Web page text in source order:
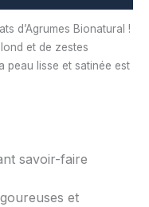
d’Agrumes Bionatural !
et de zestes
peau lisse et satinée est
savoir-faire
et